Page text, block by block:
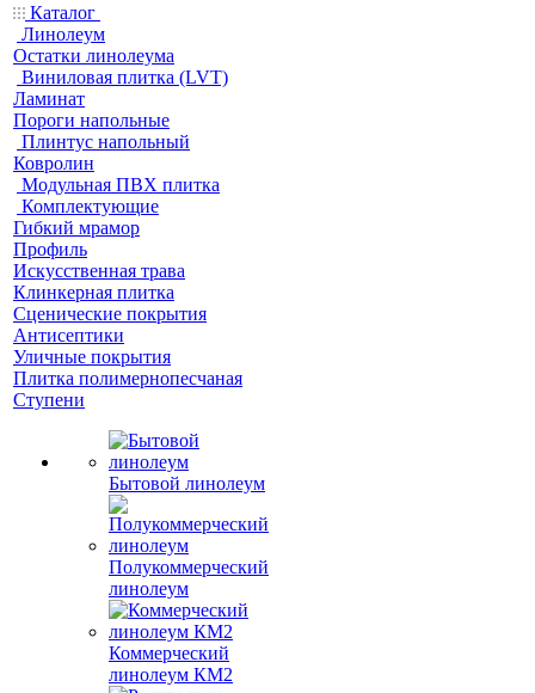
Каталог
Линолеум
Остатки линолеума
Виниловая плитка (LVT)
Ламинат
Пороги напольные
Плинтус напольный
Ковролин
Модульная ПВХ плитка
Комплектующие
Гибкий мрамор
Профиль
Искусственная трава
Клинкерная плитка
Сценические покрытия
Антисептики
Уличные покрытия
Плитка полимернопесчаная
Ступени
Бытовой линолеум
Полукоммерческий
линолеум
Коммерческий
линолеум КМ2